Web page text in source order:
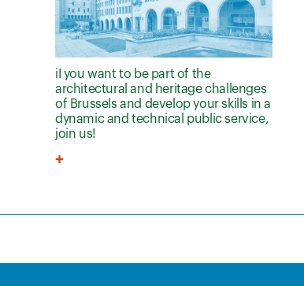
iI you want to be part of the
architectural and heritage challenges
of Brussels and develop your skills in a
dynamic and technical public service,
join us!